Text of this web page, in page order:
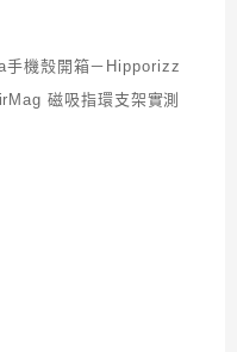
機殼開箱－Hipporizz
磁吸指環支架實測